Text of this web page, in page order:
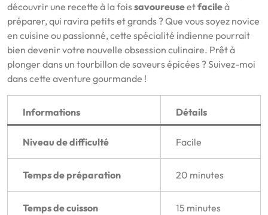
découvrir une recette à la foissavoureuseetfacileà
préparer, qui ravira petits et grands ? Que vous soyez novice
en cuisine ou passionné, cette spécialité indienne pourrait
bien devenir votre nouvelle obsession culinaire. Prêt à
plonger dans un tourbillon de saveurs épicées ? Suivez-moi
dans cette aventure gourmande !
Informations Détails
Niveau de difficulté Facile
Temps de préparation 20 minutes
Temps de cuisson 15 minutes